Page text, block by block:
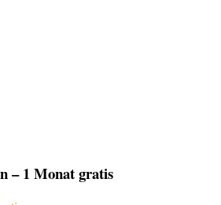
– 1 Monat gratis